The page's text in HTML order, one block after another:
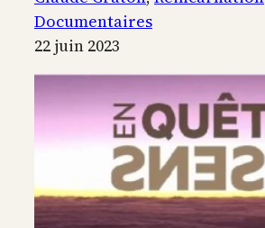
Réincarnation
l’Occident
Documentaires
22 juin 2023